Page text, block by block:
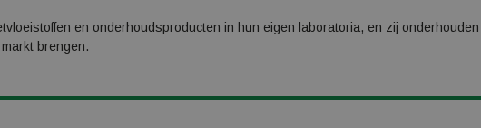
en onderhoudsproducten in hun eigen laboratoria, en zij
brengen.